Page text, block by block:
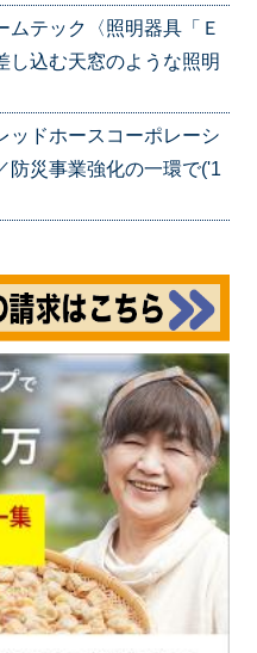
テック〈照明器具「Ｅ
し込む天窓のような照明
ッドホースコーポレーシ
防災事業強化の一環で('1